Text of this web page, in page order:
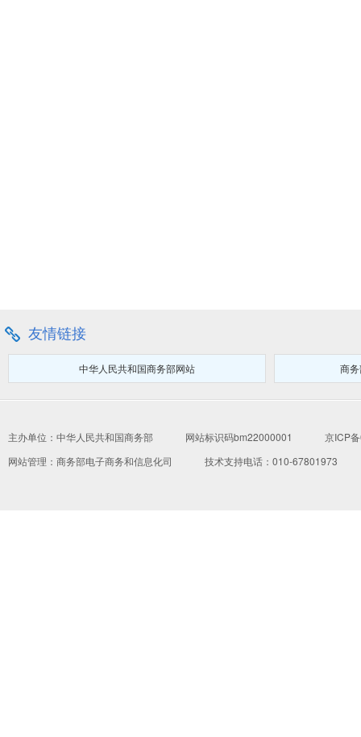
友情链接
中华人民共和国商务部网站 商
主办单位：中华人民共和国商务部 网站标识码bm22000001
京ICP
网站管理： 商务部电子商务和信息化司 技术支持电话：010-67801973